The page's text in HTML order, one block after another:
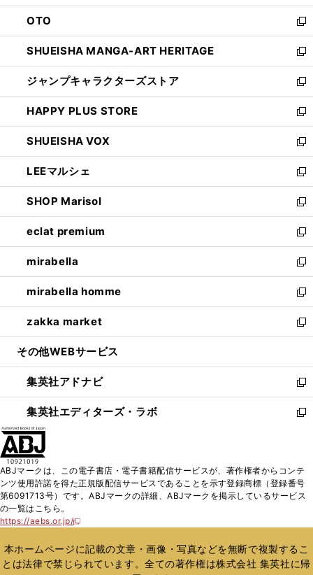
ウ
で
開
く
ン
ド
ウ
で
開
く
OTO
新
し
い
ウ
ィ
ン
ド
ウ
で
開
く
SHUEISHA MANGA-ART HERITAGE
新
し
い
ウ
ィ
ン
ド
ウ
で
開
く
ジャンプキャラクターズストア
新
し
い
ウ
ィ
ン
ド
ウ
で
開
く
HAPPY PLUS STORE
新
し
い
ウ
ィ
ン
ド
ウ
で
開
く
SHUEISHA VOX
新
し
い
ウ
ィ
ン
ド
ウ
で
開
く
LEEマルシェ
新
し
い
ウ
ィ
ン
ド
ウ
で
開
く
SHOP Marisol
新
し
い
ウ
ィ
ン
ド
ウ
で
開
eclat premium
新
し
い
ウ
ィ
ン
ド
ウ
開
く
mirabella
新
し
い
ウ
ィ
ン
ウ
で
開
く
mirabella homme
新
し
い
ウ
ン
ド
ウ
で
zakka market
新
し
ウ
ィ
ン
ド
く
その他WEBサービス
集英社アドナビ
新
し
い
ド
ウ
で
集英社エディターズ・ラボ
新
ィ
ン
ド
開
く
ABJマークは、この電子書店・電子書籍配信サービスが、著作権者からコンテ
ンツ使用許諾を得た正規版配信サービスであることを示す登録商標（登録番号
第6091713号）です。ABJマークの詳細、ABJマークを掲示しているサービス
の一覧はこちら。
https://aebs.or.jp/
新
い
ウ
ィ
本ホームページに記載の文章・画像・写真などを無断で複製するこ
とは法律で禁じられています。全ての著作権は株式会社 集英社に帰